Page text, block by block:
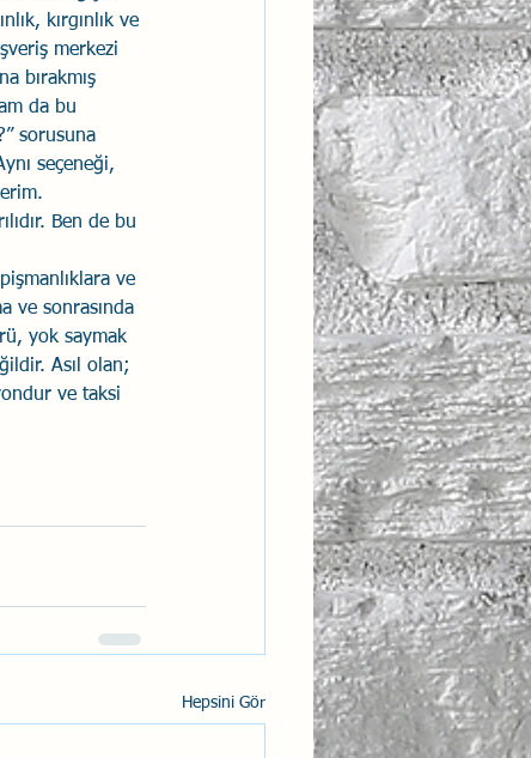
kırgınlık ve
merkezi
bırakmış
da bu
sorusuna
seçeneği,
Ben de bu
ve
ve sonrasında
yok saymak
Asıl olan;
ve taksi
Hepsini Gör